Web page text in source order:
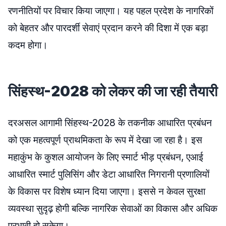
रणनीतियों पर विचार किया जाएगा। यह पहल प्रदेश के नागरिकों
को बेहतर और पारदर्शी सेवाएं प्रदान करने की दिशा में एक बड़ा
कदम होगा।
सिंहस्थ-2028 को लेकर की जा रही तैयारी
दरअसल आगामी सिंहस्थ-2028 के तकनीक आधारित प्रबंधन
को एक महत्वपूर्ण प्राथमिकता के रूप में देखा जा रहा है। इस
महाकुंभ के कुशल आयोजन के लिए स्मार्ट भीड़ प्रबंधन, एआई
आधारित स्मार्ट पुलिसिंग और डेटा आधारित निगरानी प्रणालियों
के विकास पर विशेष ध्यान दिया जाएगा। इससे न केवल सुरक्षा
व्यवस्था सुदृढ़ होगी बल्कि नागरिक सेवाओं का विकास और अधिक